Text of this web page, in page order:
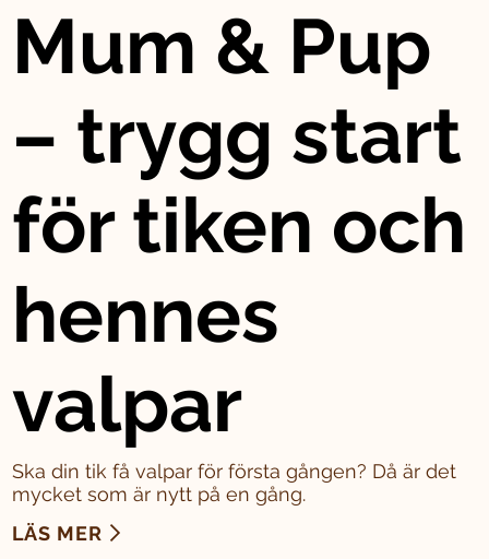
Mum & Pup
– trygg start
för tiken och
hennes
valpar
Ska din tik få valpar för första gången? Då är det
mycket som är nytt på en gång.
LÄS MER